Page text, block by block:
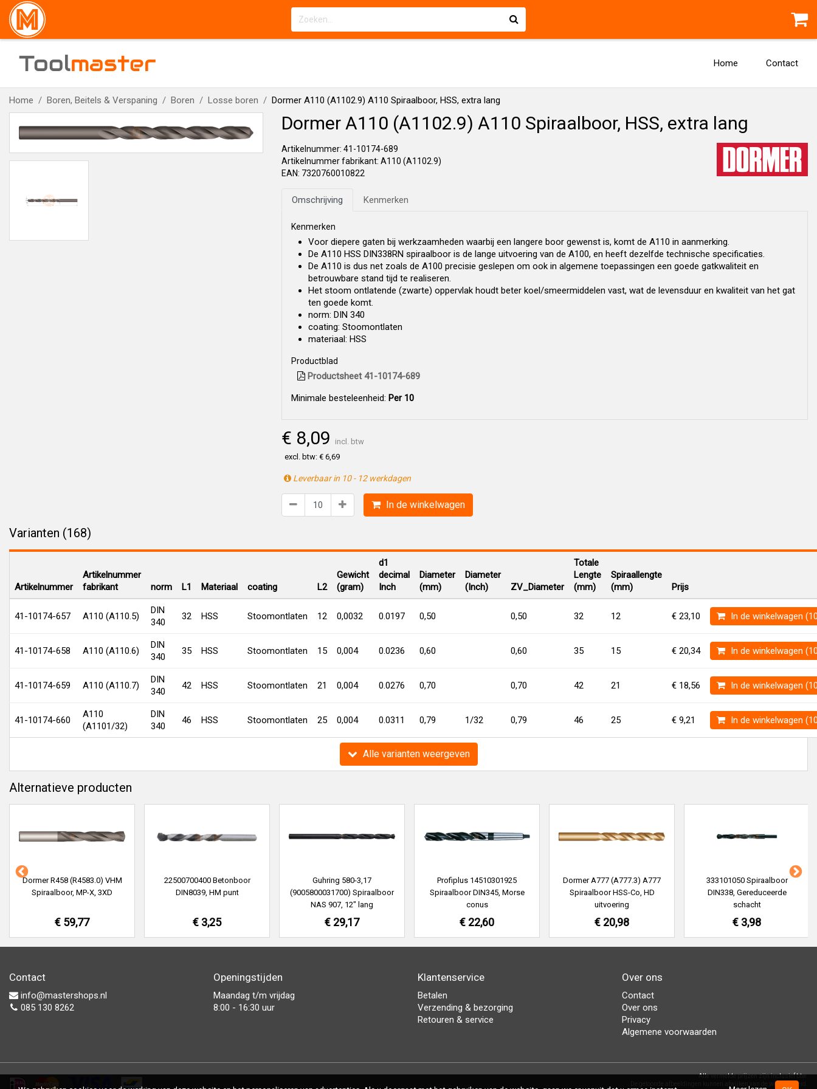
Toolmaster Home Contact
Home Boren, Beitels & Verspaning Boren Losse boren Dormer A110 (A1102.9) A110 Spiraalboor, HSS, extra lang
Dormer A110 (A1102.9) A110 Spiraalboor, HSS, extra lang
Artikelnummer: 41-10174-689
Artikelnummer fabrikant: A110 (A1102.9)
EAN: 7320760010822
Omschrijving Kenmerken
Kenmerken
Voor diepere gaten bij werkzaamheden waarbij een langere boor gewenst is, komt de A110 in aanmerking.
De A110 HSS DIN338RN spiraalboor is de lange uitvoering van de A100, en heeft dezelfde technische specificaties.
De A110 is dus net zoals de A100 precisie geslepen om ook in algemene toepassingen een goede gatkwaliteit en
betrouwbare stand tijd te realiseren.
Het stoom ontlatende (zwarte) oppervlak houdt beter koel/smeermiddelen vast, wat de levensduur en kwaliteit van het gat
ten goede komt.
norm: DIN 340
coating: Stoomontlaten
materiaal: HSS
Productblad
Productsheet 41-10174-689
Minimale besteleenheid: Per 10
€ 8,09
incl. btw
excl. btw: € 6,69
Leverbaar in 10 - 12 werkdagen
In de winkelwagen
Varianten (168)
Artikelnummer
Artikelnummer
fabrikant
norm L1 Materiaal coating L2
Gewicht
(gram)
d1
decimal
Inch
Diameter
(mm)
Diameter
(Inch)
ZV_Diameter
Totale
Lengte
(mm)
Spiraallengte
(mm)
Prijs
41-10174-657 A110 (A110.5)
DIN
340
32 HSS Stoomontlaten 12 0,0032 0.0197 0,50 0,50 32 12 € 23,10 In de winkelwagen
41-10174-658 A110 (A110.6)
DIN
340
35 HSS Stoomontlaten 15 0,004 0.0236 0,60 0,60 35 15 € 20,34 In de winkelwagen
41-10174-659 A110 (A110.7)
DIN
340
42 HSS Stoomontlaten 21 0,004 0.0276 0,70 0,70 42 21 € 18,56 In de winkelwagen
41-10174-660
A110
(A1101/32)
DIN
340
46 HSS Stoomontlaten 25 0,004 0.0311 0,79 1/32 0,79 46 25 € 9,21 In de winkelwagen
Alle varianten weergeven
Alternatieve producten
Dormer R458 (R4583.0) VHM
Spiraalboor, MP-X, 3XD
€ 59,77
22500700400 Betonboor
DIN8039, HM punt
€ 3,25
Guhring 580-3,17
(9005800031700) Spiraalboor
NAS 907, 12" lang
€ 29,17
Profiplus 14510301925
Spiraalboor DIN345, Morse
conus
€ 22,60
Dormer A777 (A777.3) A777
Spiraalboor HSS-Co, HD
uitvoering
€ 20,98
333101050 Spiraalboor
DIN338, Gereduceerde
schacht
€ 3,98
Contact
info@mastershops.nl
085 130 8262
Openingstijden
Maandag t/m vrijdag
8:00 - 16:30 uur
Klantenservice
Betalen
Verzending & bezorging
Retouren & service
Over ons
Contact
Over ons
Privacy
Algemene voorwaarden
Alle vermelde prijzen zijn inclusief btw.
De getoonde afbeeldingen kunnen afwijken van de werkelijkheid.